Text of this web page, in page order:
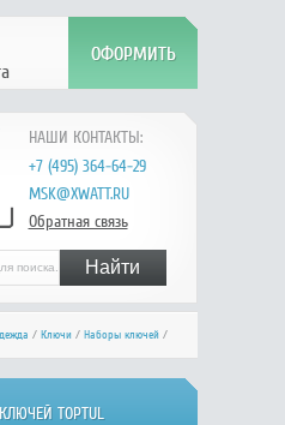
НАШИ КОНТАКТЫ:
+7 (495) 364-64-29
MSK@XWATT.RU
Обратная связь
/ Ключи/ Наборы ключей/
TOPTUL